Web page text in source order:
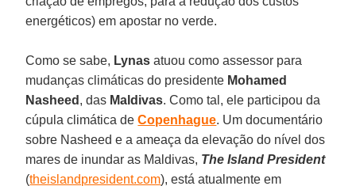
energéticos) em apostar no verde.
Como se sabe, Lynasatuou como assessor para
mudanças climáticas do presidente Mohamed
Nasheed , das Maldivas. Como tal, ele participou da
cúpula climática deCopenhague. Um documentário
sobre Nasheed e a ameaça da elevação do nível dos
mares de inundar as Maldivas, The Island President
(theislandpresident.com), está atualmente em